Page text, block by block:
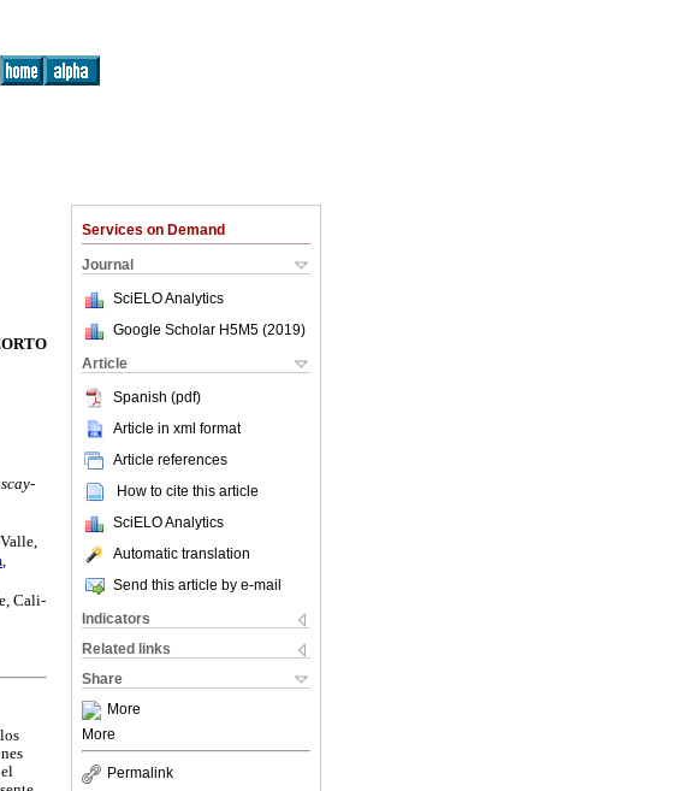
Services on Demand
Journal
SciELO Analytics
Google Scholar H5M5 (2019)
Article
Spanish (pdf)
Article in xml format
Article references
How to cite this article
SciELO Analytics
Automatic translation
Send this article by e-mail
Indicators
Related links
Share
More
More
Permalink
Cali-